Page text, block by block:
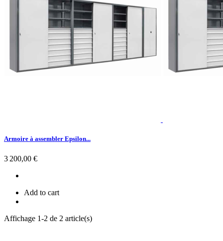
Armoire à assembler Epsilon...
Prix
3 200,00 €
Add to cart
Affichage 1-2 de 2 article(s)